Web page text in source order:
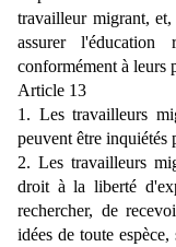
travailleur migrant,
assurer
conformément à leurs
Article 13
1. Les travailleurs
peuvent être inquiétés
2. Les travailleurs
droit à la liberté
rechercher, de
idées de toute